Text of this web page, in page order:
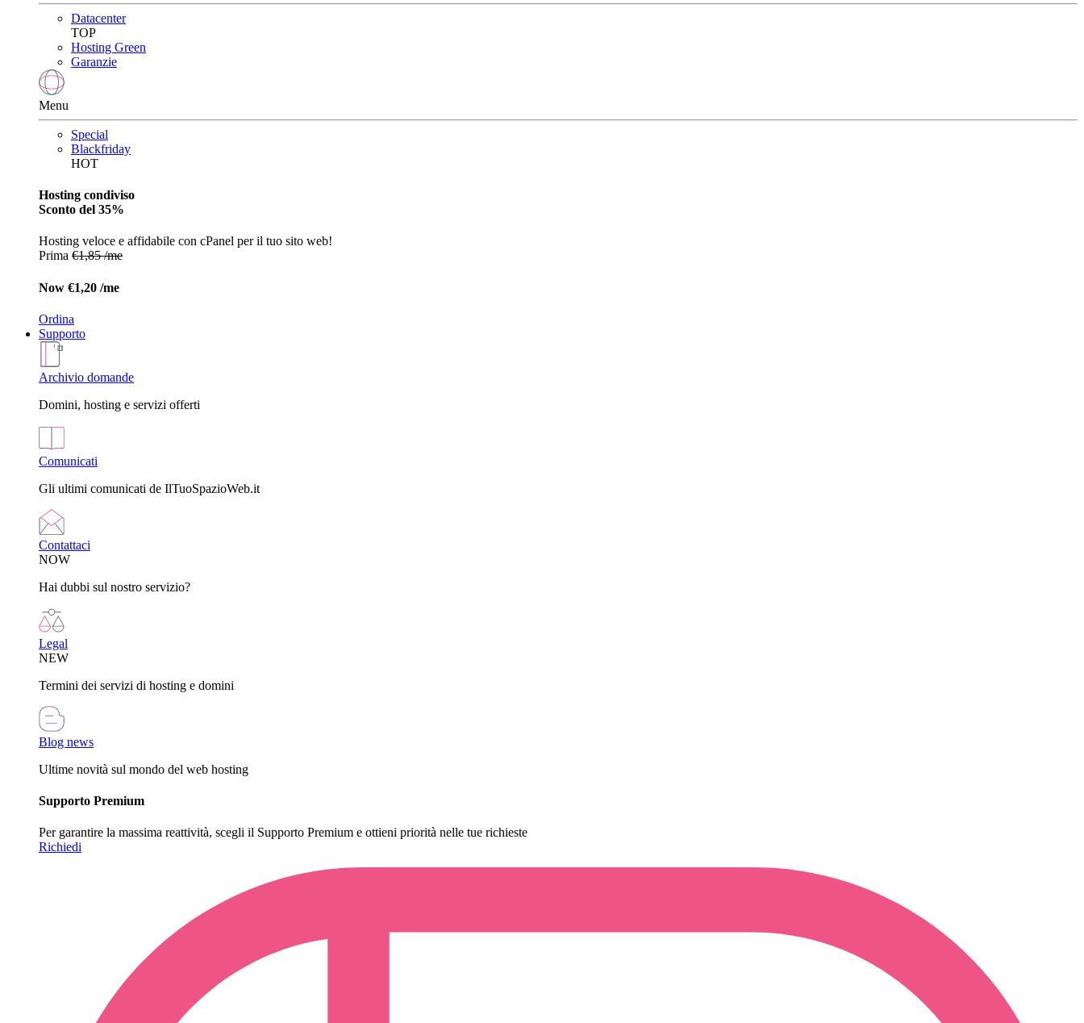
Datacenter
TOP
Hosting Green
Garanzie
Menu
Special
Blackfriday
HOT
Hosting condiviso
Sconto del 35%
Hosting veloce e affidabile con cPanel per il tuo sito web!
Prima €1,85 /me
Now €1,20 /me
Ordina
Supporto
Archivio domande
Domini, hosting e servizi offerti
Comunicati
Gli ultimi comunicati de IlTuoSpazioWeb.it
Contattaci
NOW
Hai dubbi sul nostro servizio?
Legal
NEW
Termini dei servizi di hosting e domini
Blog news
Ultime novità sul mondo del web hosting
Supporto Premium
Per garantire la massima reattività, scegli il Supporto Premium e ottieni priorità nelle tue richieste
Richiedi